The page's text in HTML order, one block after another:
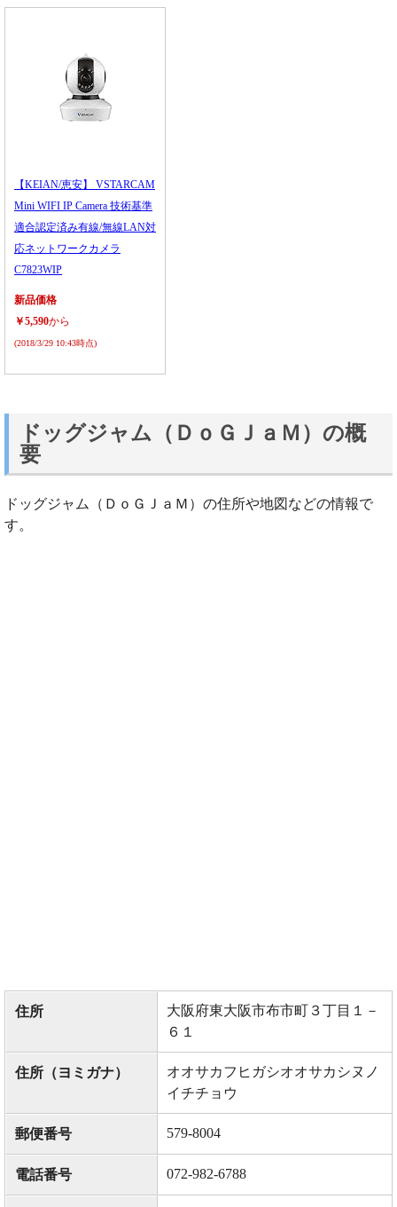
【KEIAN/恵安】 VSTARCAM
Mini WIFI IP Camera 技術基準
適合認定済み有線/無線LAN対
応ネットワークカメラ
C7823WIP
新品価格
￥5,590から
(2018/3/29 10:43時点)
ドッグジャム（ＤｏＧＪａＭ）の概
要
ドッグジャム（ＤｏＧＪａＭ）の住所や地図などの情報で
す。
住所
大阪府東大阪市布市町３丁目１－
６１
住所（ヨミガナ）
オオサカフヒガシオオサカシヌノ
イチチョウ
郵便番号 579-8004
電話番号 072-982-6788